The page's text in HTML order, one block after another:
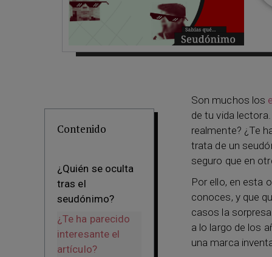
Contenido
¿Quién se oculta
tras el
seudónimo?
¿Te ha parecido
interesante el
artículo?
Son muchos los
de tu vida
realmente? ¿Te
trata de un
seguro que en
Por ello, en esta
conoces, y que
casos la
a lo largo de los
una marca